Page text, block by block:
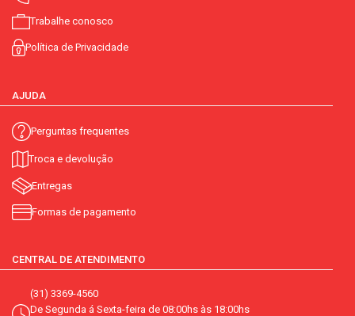
Trabalhe conosco
Política de Privacidade
AJUDA
Perguntas frequentes
Troca e devolução
Entregas
Formas de pagamento
CENTRAL DE ATENDIMENTO
(31) 3369-4560
De Segunda á Sexta-feira de 08:00hs às 18:00hs